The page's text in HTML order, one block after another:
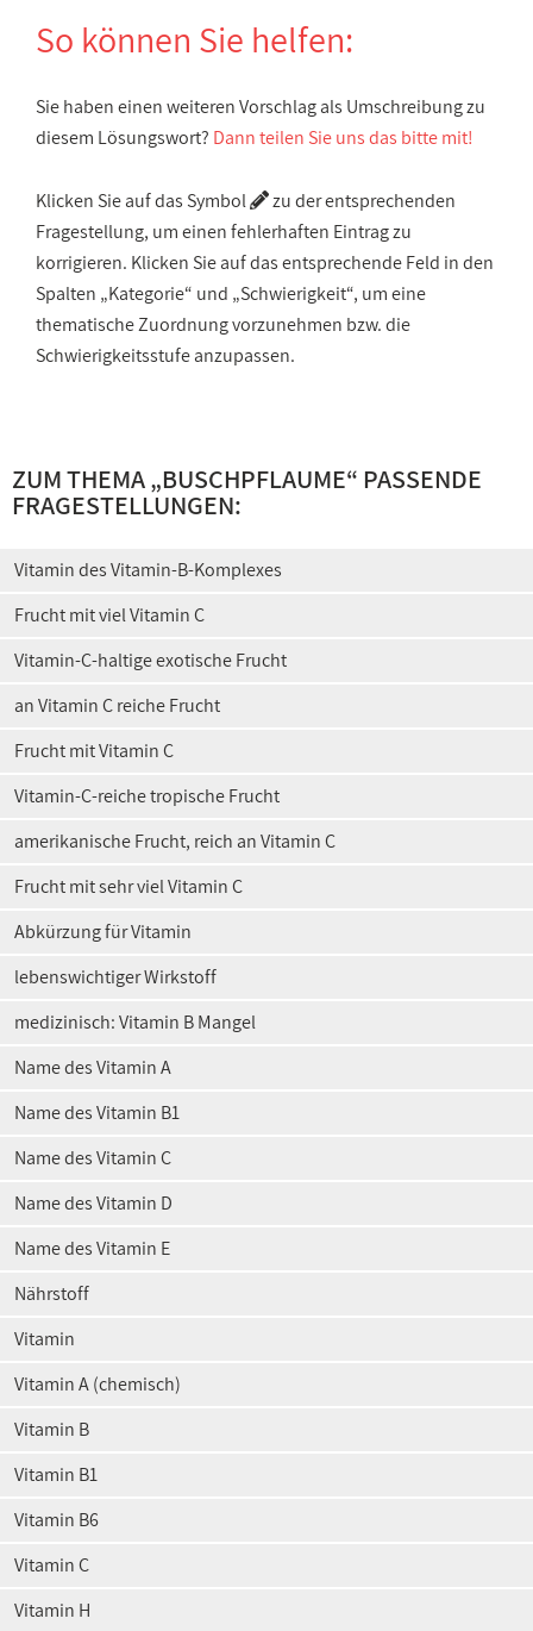
So können Sie helfen:
Sie haben einen weiteren Vorschlag als Umschreibung zu
diesem Lösungswort? Dann teilen Sie uns das bitte mit!
Klicken Sie auf das Symbol
zu der entsprechenden
Fragestellung, um einen fehlerhaften Eintrag zu
korrigieren. Klicken Sie auf das entsprechende Feld in den
Spalten „Kategorie“ und „Schwierigkeit“, um eine
thematische Zuordnung vorzunehmen bzw. die
Schwierigkeitsstufe anzupassen.
ZUM THEMA „BUSCHPFLAUME“ PASSENDE
FRAGESTELLUNGEN:
Vitamin des Vitamin-B-Komplexes
Frucht mit viel Vitamin C
Vitamin-C-haltige exotische Frucht
an Vitamin C reiche Frucht
Frucht mit Vitamin C
Vitamin-C-reiche tropische Frucht
amerikanische Frucht, reich an Vitamin C
Frucht mit sehr viel Vitamin C
Abkürzung für Vitamin
lebenswichtiger Wirkstoff
medizinisch: Vitamin B Mangel
Name des Vitamin A
Name des Vitamin B1
Name des Vitamin C
Name des Vitamin D
Name des Vitamin E
Nährstoff
Vitamin
Vitamin A (chemisch)
Vitamin B
Vitamin B1
Vitamin B6
Vitamin C
Vitamin H